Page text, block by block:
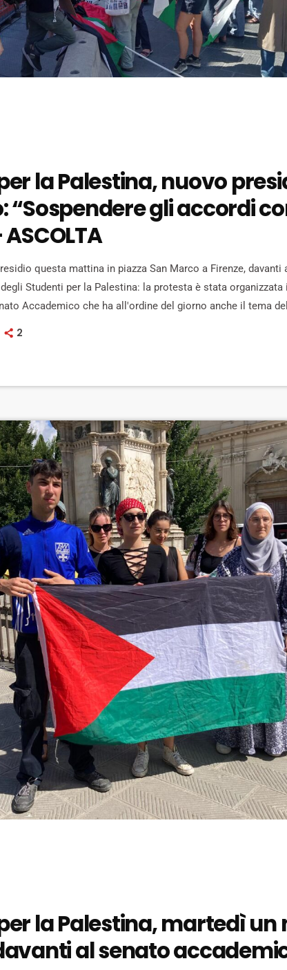
la Palestina, nuovo
“Sospendere gli accordi
questa mattina in piazza San Marco a Firenze, davanti
Studenti per la Palestina: la protesta è stata
Accademico che ha all'ordine del giorno anche il tema
con gli atenei israeliani. L'iniziativa fa seguito
2
la Palestina, martedì un
al senato